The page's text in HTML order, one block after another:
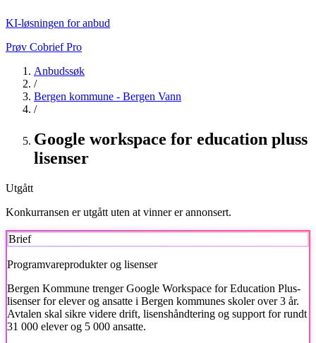
KI-løsningen for anbud
Prøv Cobrief Pro
Anbudssøk
/
Bergen kommune - Bergen Vann
/
Google workspace for education pluss
lisenser
Utgått
Konkurransen er utgått uten at vinner er annonsert.
Brief
Programvareprodukter og lisenser
Bergen Kommune trenger Google Workspace for Education Plus-
lisenser for elever og ansatte i Bergen kommunes skoler over 3 år.
Avtalen skal sikre videre drift, lisenshåndtering og support for rundt
31 000 elever og 5 000 ansatte.